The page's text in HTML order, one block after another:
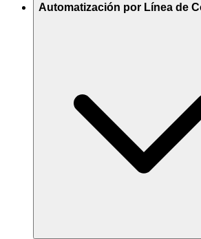
Automatización por Línea de